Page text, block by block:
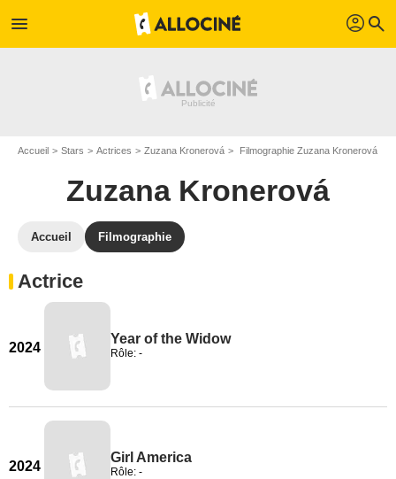
menu profil search
Accueil Stars Actrices Zuzana Kronerová Filmographie Zuzana Kronerová
Zuzana Kronerová
Accueil Filmographie
Actrice
2024
Year of the Widow
Rôle: -
2024
Girl America
Rôle: -